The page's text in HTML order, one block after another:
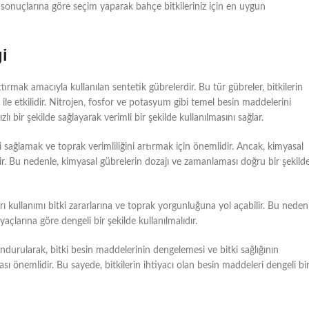
göre seçim yaparak bahçe bitkileriniz için en uygun
amacıyla kullanılan sentetik gübrelerdir. Bu tür gübreler, bitkilerin
ile etkilidir. Nitrojen, fosfor ve potasyum gibi temel besin maddelerini
bir şekilde sağlayarak verimli bir şekilde kullanılmasını sağlar.
ve toprak verimliliğini artırmak için önemlidir. Ancak, kimyasal
Bu nedenle, kimyasal gübrelerin dozajı ve zamanlaması doğru bir
kullanımı bitki zararlarına ve toprak yorgunluğuna yol açabilir. Bu
göre dengeli bir şekilde kullanılmalıdır.
bitki besin maddelerinin dengelemesi ve bitki sağlığının
önemlidir. Bu sayede, bitkilerin ihtiyacı olan besin maddeleri dengeli bir